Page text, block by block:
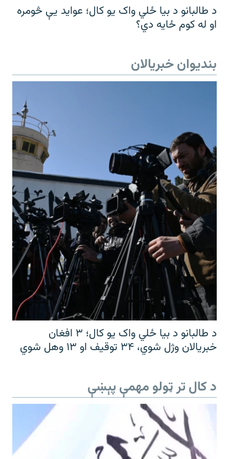
د طالبانو د بیا ځلي واک یو کال؛ عواید یې څومره
او له کوم ځایه دي؟
بندیوان خبریالان
د طالبانو د بیا ځلي واک یو کال؛ ۳ افغان
خبریالان وژل شوي، ۳۴ توقیف او ۱۳ وهل شوي
د کال تر ټولو مهمې پېښې